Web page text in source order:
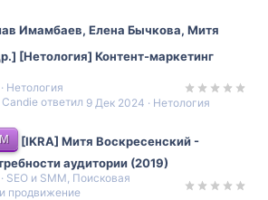
Имамбаев, Елена Бычкова, Митя
[Нетология] Контент-маркетинг
Нетология
Нетология
9 Дек 2024
[IKRA] Митя Воскресенский -
аудитории (2019)
SEO и SMM, Поисковая
продвижение